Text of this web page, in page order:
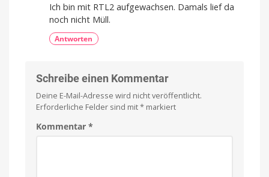
Ich bin mit RTL2 aufgewachsen. Damals lief da
noch nicht Müll.
Antworten
Schreibe einen Kommentar
Deine E-Mail-Adresse wird nicht veröffentlicht.
Erforderliche Felder sind mit* markiert
Kommentar *